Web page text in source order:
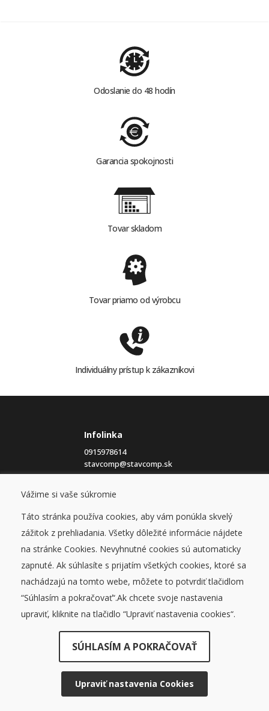
Odoslanie do 48 hodín
Garancia spokojnosti
Tovar skladom
Tovar priamo od výrobcu
Individuálny prístup k zákazníkovi
Infolinka
0915978614
stavcomp@stavcomp.sk
Eshop
Ochrana osobných údajov
Cookies
Blog
Kontakt
© STAVCOMP 2026, všetky práva vyhradené
DUFEKSOFT tvorba webových stránok tvorba e-shopov
Vážime si vaše súkromie
Táto stránka používa cookies, aby vám ponúkla skvelý
zážitok z prehliadania. Všetky dôležité informácie nájdete
na stránke Cookies. Nevyhnutné cookies sú automaticky
zapnuté. Ak súhlasíte s prijatím všetkých cookies, ktoré sa
nachádzajú na tomto webe, môžete to potvrdiť tlačidlom
“Súhlasím a pokračovať“.Ak chcete svoje nastavenia
upraviť, kliknite na tlačidlo “Upraviť nastavenia cookies“.
SÚHLASÍM A POKRAČOVAŤ
Upraviť nastavenia Cookies